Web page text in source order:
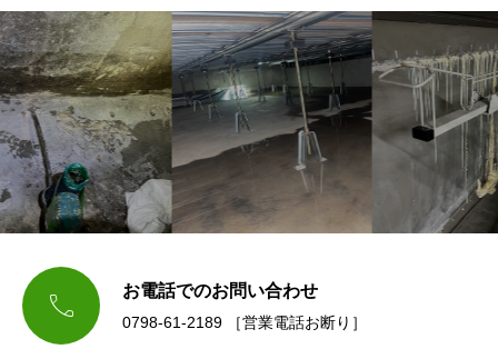
 お電話でのお問い合わせ
0798-61-2189 ［営業電話お断り］